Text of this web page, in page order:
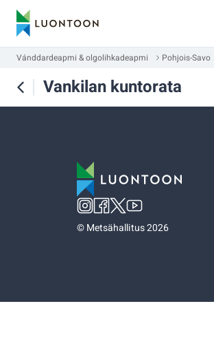
Vánddardeapmi & olgolihkadeapmi Pohjois-Savo
Vankilan kuntorata
©Metsähallitus 2026